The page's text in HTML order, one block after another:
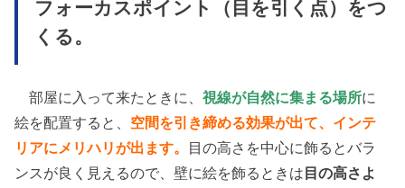
フォーカスポイント（目を引く点）をつ
くる。
部屋に入って来たときに、視線が自然に集まる場所に
絵を配置すると、 空間を引き締める効果が出て、インテ
リアにメリハリが出ます。 目の高さを中心に飾るとバラ
ンスが良く見えるので、壁に絵を飾るときは目の高さよ